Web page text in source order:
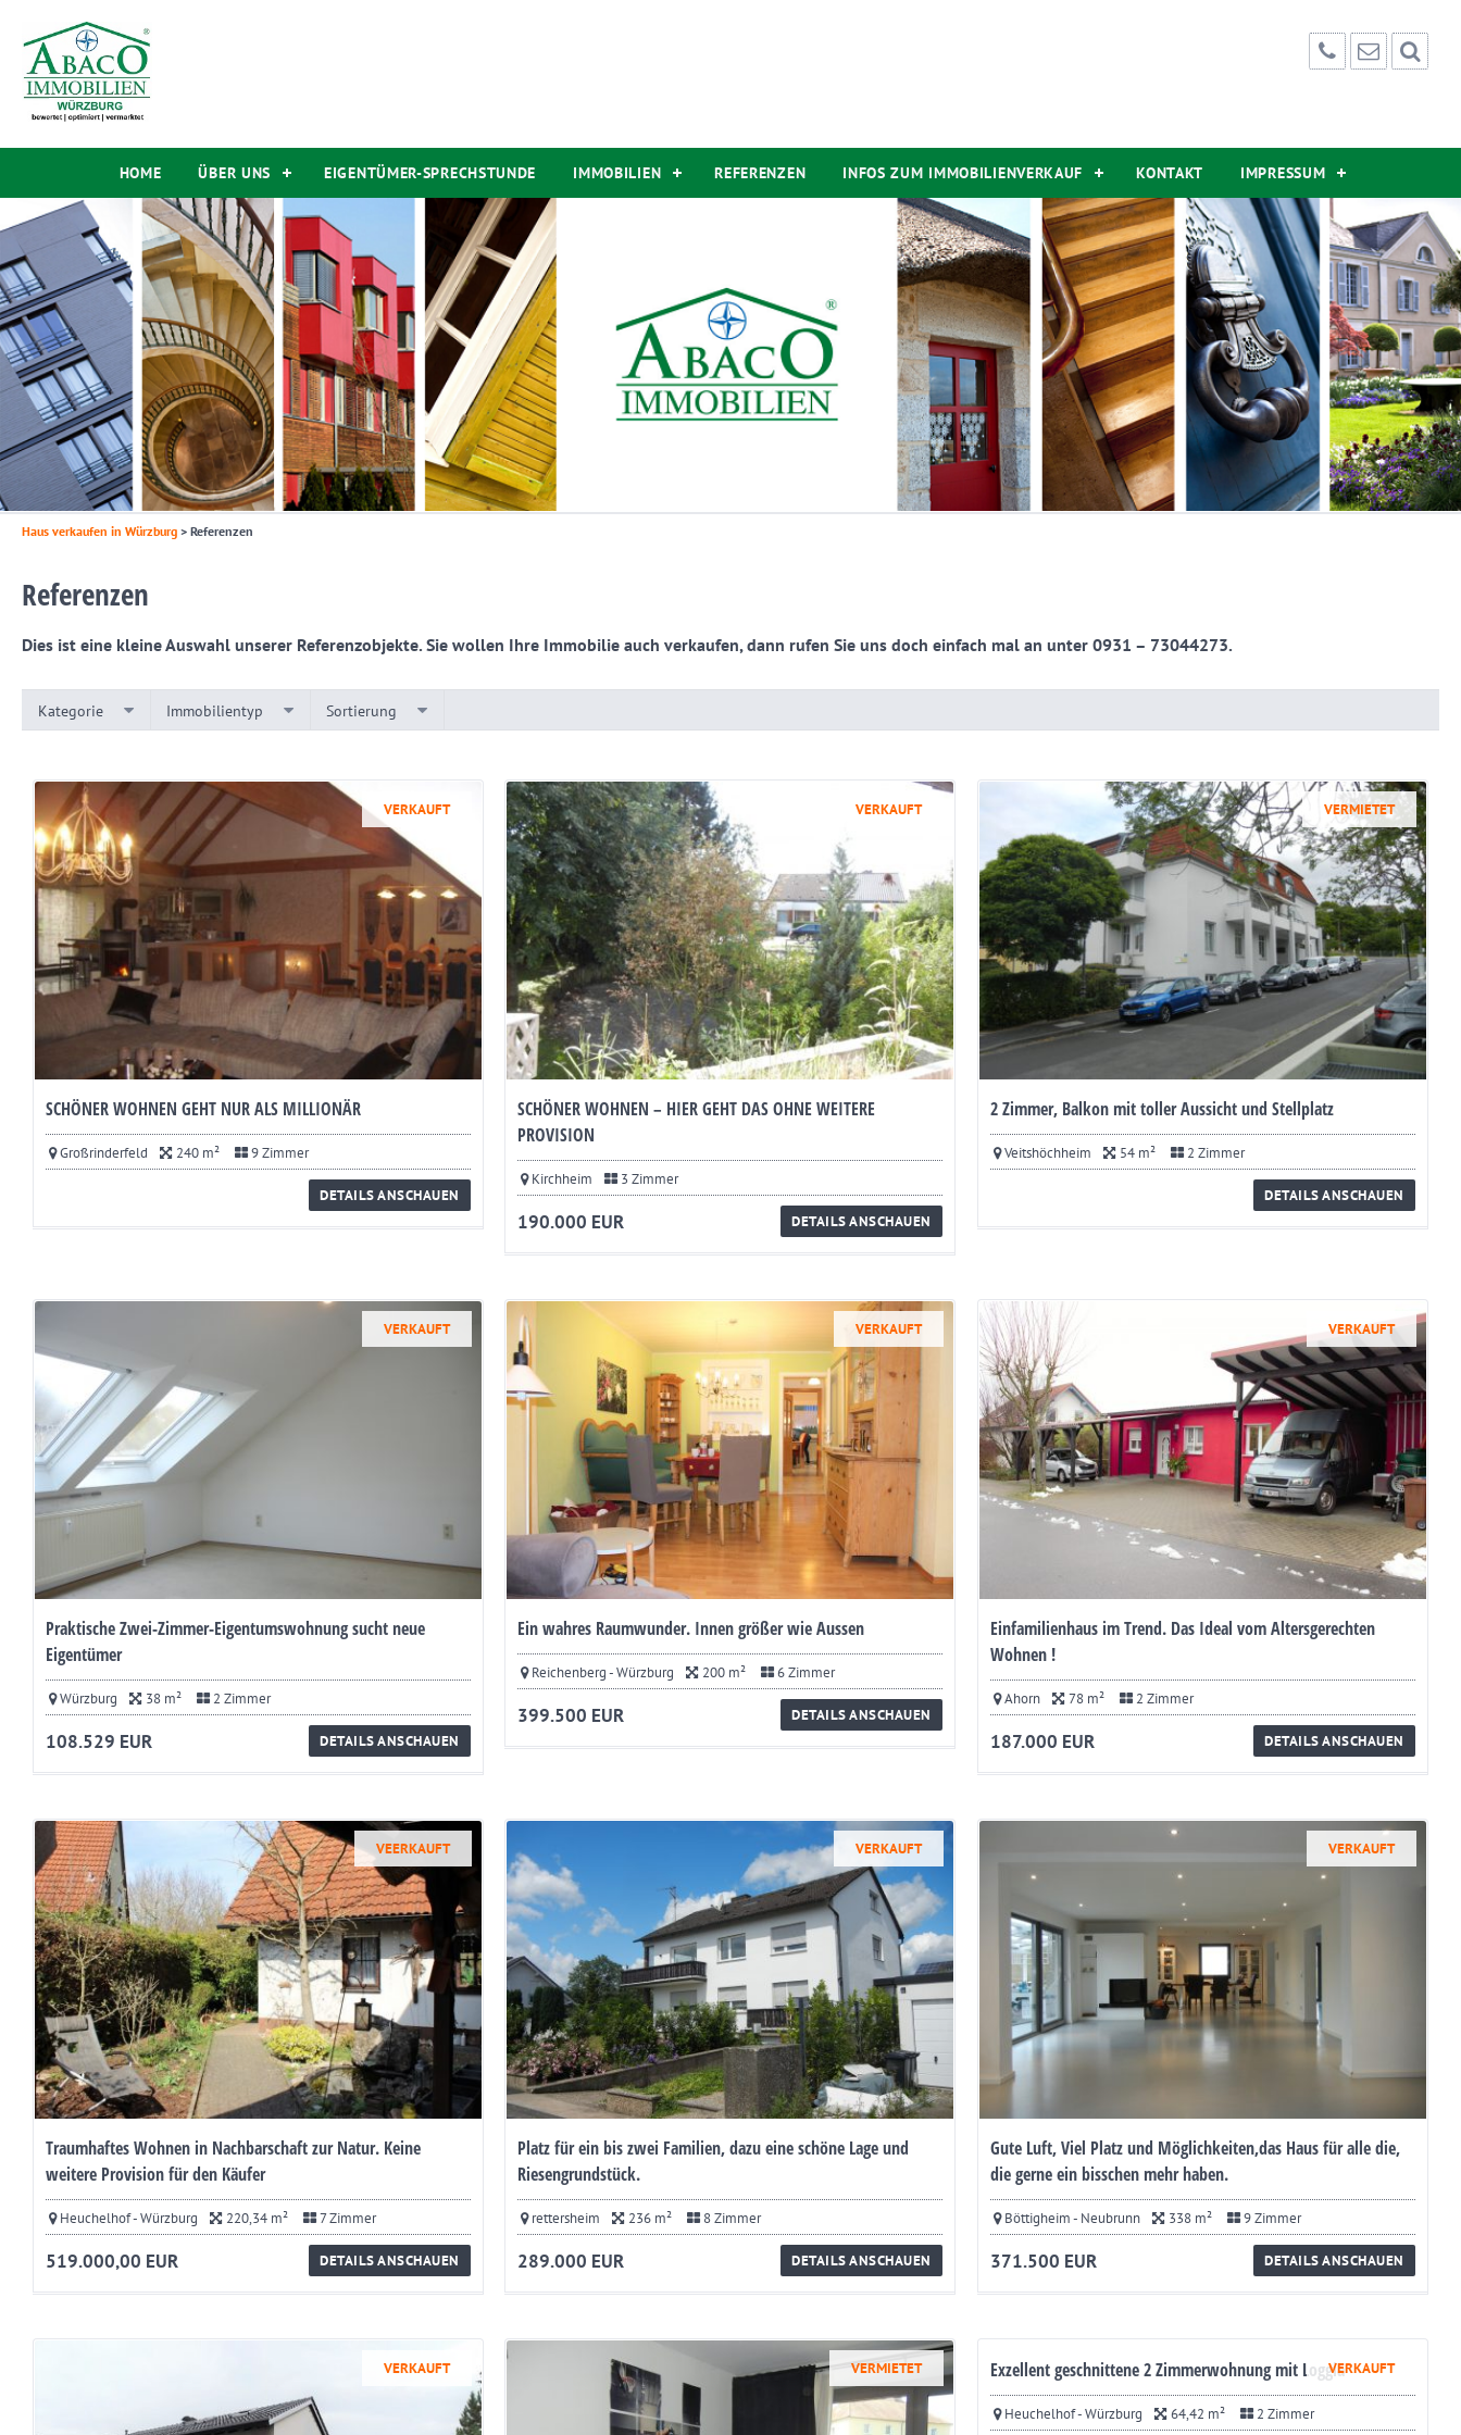
HOME ÜBER UNS EIGENTÜMER-SPRECHSTUNDE IMMOBILIEN REFERENZEN INFOS ZUM IMMOBILIENVERKAUF KONTAKT IMPRESSUM
Haus verkaufen in Würzburg > Referenzen
Referenzen
Dies ist eine kleine Auswahl unserer Referenzobjekte. Sie wollen Ihre Immobilie auch verkaufen, dann rufen Sie uns doch einfach mal an unter 0931 – 73044273.
Kategorie Immobilientyp Sortierung
VERKAUFT
SCHÖNER WOHNEN GEHT NUR ALS MILLIONÄR
Großrinderfeld 240 m² 9 Zimmer
DETAILS ANSCHAUEN
VERKAUFT
SCHÖNER WOHNEN – HIER GEHT DAS OHNE WEITERE
PROVISION
Kirchheim 3 Zimmer
190.000 EUR DETAILS ANSCHAUEN
VERMIETET
2 Zimmer, Balkon mit toller Aussicht und Stellplatz
Veitshöchheim 54 m² 2 Zimmer
DETAILS ANSCHAUEN
VERKAUFT
Praktische Zwei-Zimmer-Eigentumswohnung sucht neue
Eigentümer
Würzburg 38 m² 2 Zimmer
108.529 EUR DETAILS ANSCHAUEN
VERKAUFT
Ein wahres Raumwunder. Innen größer wie Aussen
Reichenberg - Würzburg 200 m² 6 Zimmer
399.500 EUR DETAILS ANSCHAUEN
VERKAUFT
Einfamilienhaus im Trend. Das Ideal vom Altersgerechten
Wohnen !
Ahorn 78 m² 2 Zimmer
187.000 EUR DETAILS ANSCHAUEN
VEERKAUFT
Traumhaftes Wohnen in Nachbarschaft zur Natur. Keine
weitere Provision für den Käufer
Heuchelhof - Würzburg 220,34 m² 7 Zimmer
519.000,00 EUR DETAILS ANSCHAUEN
VERKAUFT
Platz für ein bis zwei Familien, dazu eine schöne Lage und
Riesengrundstück.
rettersheim 236 m² 8 Zimmer
289.000 EUR DETAILS ANSCHAUEN
VERKAUFT
Gute Luft, Viel Platz und Möglichkeiten,das Haus für alle die,
die gerne ein bisschen mehr haben.
Böttigheim - Neubrunn 338 m² 9 Zimmer
371.500 EUR DETAILS ANSCHAUEN
VERKAUFT VERMIETET VERKAUFT
Exzellent geschnittene 2 Zimmerwohnung mit Loggia
Heuchelhof - Würzburg 64,42 m² 2 Zimmer